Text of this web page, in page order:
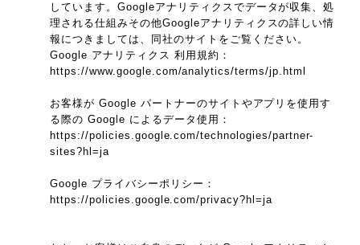
しています。Googleアナリティクスでデータが収集、処
理される仕組みその他Googleアナリティクスの詳しい情
報につきましては、同社のサイトをご覧ください。
Google アナリティクス 利用規約：
https://www.google.com/analytics/terms/jp.html
お客様が Google パートナーのサイトやアプリを使用す
る際の Google によるデータ使用：
https://policies.google.com/technologies/partner-
sites?hl=ja
Google プライバシーポリシー：
https://policies.google.com/privacy?hl=ja